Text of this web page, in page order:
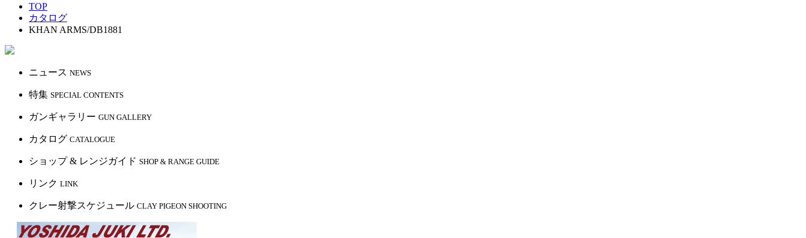
TOP
カタログ
KHAN ARMS/DB1881
ニュース NEWS
特集 SPECIAL CONTENTS
ガンギャラリー GUN GALLERY
カタログ CATALOGUE
ショップ & レンジガイド SHOP & RANGE GUIDE
リンク LINK
クレー射撃スケジュール CLAY PIGEON SHOOTING